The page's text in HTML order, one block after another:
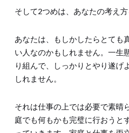
そして2つめは、あなたの考え方
あなたは、もしかしたらとても
い人なのかもしれません。一生
り組んで、しっかりとやり遂げ
しれません。
それは仕事の上では必要で素晴
庭でも何もかも完璧に行おうと